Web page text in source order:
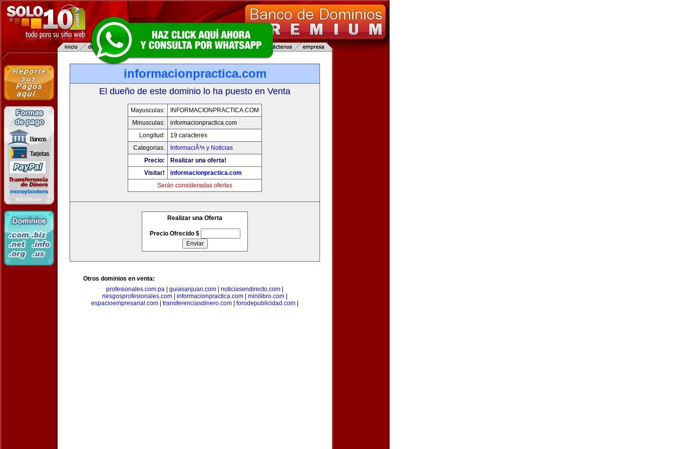
informacionpractica.com
El dueño de este dominio lo ha puesto en Venta
Mayusculas:
INFORMACIONPRACTICA.COM
Minusculas:
informacionpractica.com
Longitud:
19 caracteres
Categorias:
InformaciÃ³n y Noticias
Precio:
Realizar una oferta!
Visitar!
informacionpractica.com
Serán consideradas ofertas
Realizar una Oferta
Precio Ofrecido $
Otros dominios en venta:
profesionales.com.pa
guiasanjuan.com noticiasendirecto.com
riesgosprofesionales.com
informacionpractica.com minilibro.com
espacioempresarial.com
transferenciasdinero.com forodepublicidad.com